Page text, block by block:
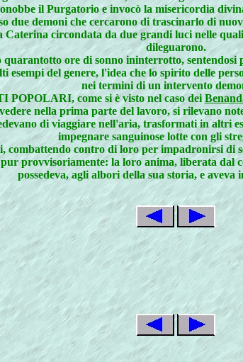
il Purgatorio e invocò la misericordia
due demoni che cercarono di trascinarlo di
circondata da due grandi luci nelle
dileguarono.
quarantotto ore di sonno ininterrotto, sentendosi
del genere, l'idea che lo spirito delle
nei termini di un intervento
POPOLARI, come si è visto nel caso dei
nella prima parte del lavoro, si rilevano
di viaggiare nell'aria, trasformati in altri
impegnare sanguinose lotte con gli
combattendo contro di loro per impadronirsi
provvisoriamente: la loro anima, liberata
possedeva, agli albori della sua storia, e